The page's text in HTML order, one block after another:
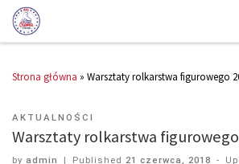
Strona główna » Warsztaty rolkarstwa figurowego
AKTUALNOŚCI
Warsztaty rolkarstwa
by admin | Published21 czerwca, 2018 -